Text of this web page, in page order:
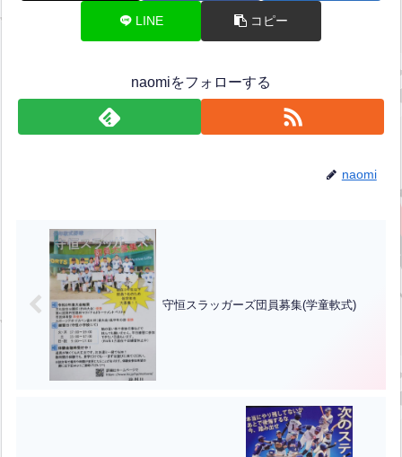
LINE コピー
naomiをフォローする
naomi
守恒スラッガーズ団員募集(学童軟式)